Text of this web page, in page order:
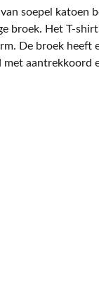
soepel katoen
broek. Het T-
De broek heeft
met aantrekkoord